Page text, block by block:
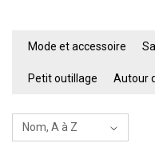
Mode et accessoire
Petit outillage Autour